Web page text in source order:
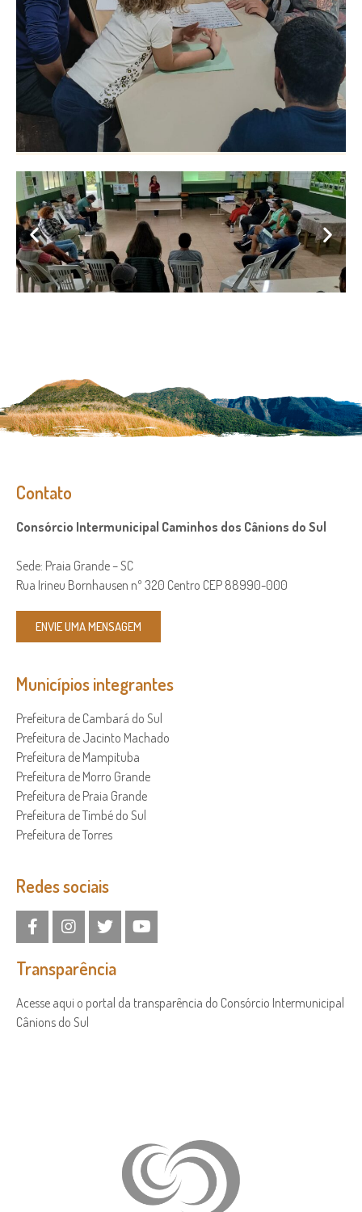
Contato
Consórcio Intermunicipal Caminhos dos Cânions do Sul
Sede: Praia Grande – SC
Rua Irineu Bornhausen nº 320 Centro CEP 88990-000
ENVIE UMA MENSAGEM
Municípios integrantes
Prefeitura de Cambará do Sul
Prefeitura de Jacinto Machado
Prefeitura de Mampituba
Prefeitura de Morro Grande
Prefeitura de Praia Grande
Prefeitura de Timbé do Sul
Prefeitura de Torres
Redes sociais
Transparência
Acesse aqui o portal da transparência do Consórcio Intermunicipal
Cânions do Sul